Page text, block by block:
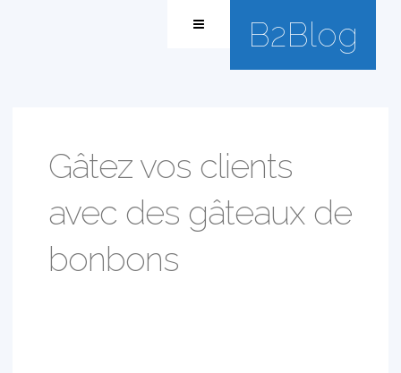
B2Blog
Gâtez vos clients
avec des gâteaux de
bonbons